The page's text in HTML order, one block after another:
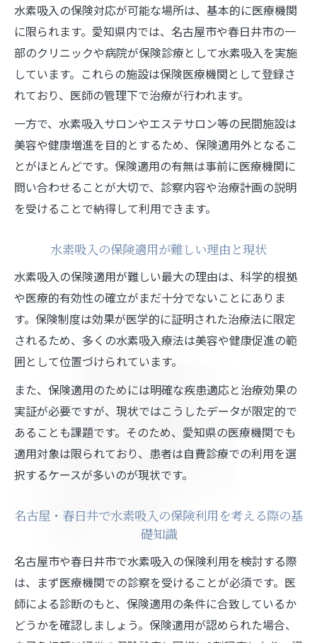
水素吸入はどこで体験できる？選び方のコ
ツ
名古屋や春日井での水素吸入費用の目安
春日井市周辺で探す水素吸入の新常識
春日井市周辺の水素吸入施設の特徴と動向
クリニックとサロンの水素吸入サービス比
較
水素吸入器の導入実績と信頼できる施設選
水素吸入をより効果的に利用する新しい方
法
水素吸入の効果や注意点も分かりやすく紹介
水素吸入の効果と副作用についての基礎知
識
水素吸入は効果ない？正しい情報の見極め
方
水素吸入を受ける際の注意点と安全対策
クリニックでの水素吸入体験者の声と実感
水素吸入の効果を引き出す利用ポイント
水素吸入の保険対応が可能な場所は、基本的に医療機関
に限られます。愛知県内では、名古屋市や春日井市の一
部のクリニックや病院が保険診療として水素吸入を実施
しています。これらの施設は保険医療機関として登録さ
れており、医師の管理下で治療が行われます。
一方で、水素吸入サロンやエステサロン等の民間施設は
美容や健康増進を目的とするため、保険適用外となるこ
とがほとんどです。保険適用の有無は事前に医療機関に
問い合わせることが大切で、診察内容や治療計画の説明
を受けることで納得して利用できます。
水素吸入の保険適用が難しい理由と現状
水素吸入の保険適用が難しい最大の理由は、科学的根拠
や医療的有効性の確立がまだ十分でないことにありま
す。保険制度は効果が医学的に証明された治療法に限定
されるため、多くの水素吸入療法は美容や健康促進の範
囲として位置づけられています。
また、保険適用のためには明確な疾患適応と治療効果の
実証が必要ですが、現状ではこうしたデータが限定的で
あることも課題です。そのため、愛知県の医療機関でも
適用対象は限られており、患者は自費診療での利用を選
択するケースが多いのが現状です。
名古屋・春日井で水素吸入の保険利用を考える際の基
礎知識
名古屋市や春日井市で水素吸入の保険利用を検討する際
は、まず医療機関での診察を受けることが必須です。医
師による診断のもと、保険適用の条件に合致しているか
どうかを確認しましょう。保険適用が認められた場合、